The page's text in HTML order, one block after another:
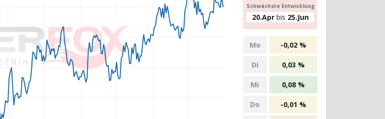
Schwächste Entwicklung
20.Aprbis 25.Jun
Mo -0,02 %
Di 0,03 %
Mi 0,08 %
Do -0,01 %